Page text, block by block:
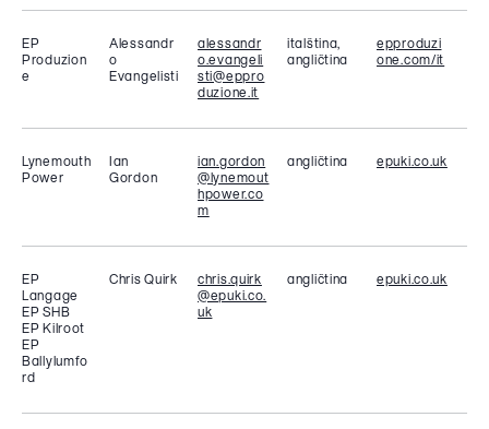
EP
Produzion
e
Alessandr
o
Evangelisti
alessandr
o.evangeli
sti@eppro
duzione.it
italština,
angličtina
epproduzi
one.com/it
Lynemouth
Power
Ian
Gordon
ian.gordon
@lynemout
hpower.co
m
angličtina epuki.co.uk
EP
Langage
EP SHB
EP Kilroot
EP
Ballylumfo
rd
Chris Quirk
chris.quirk
@epuki.co.
uk
angličtina epuki.co.uk